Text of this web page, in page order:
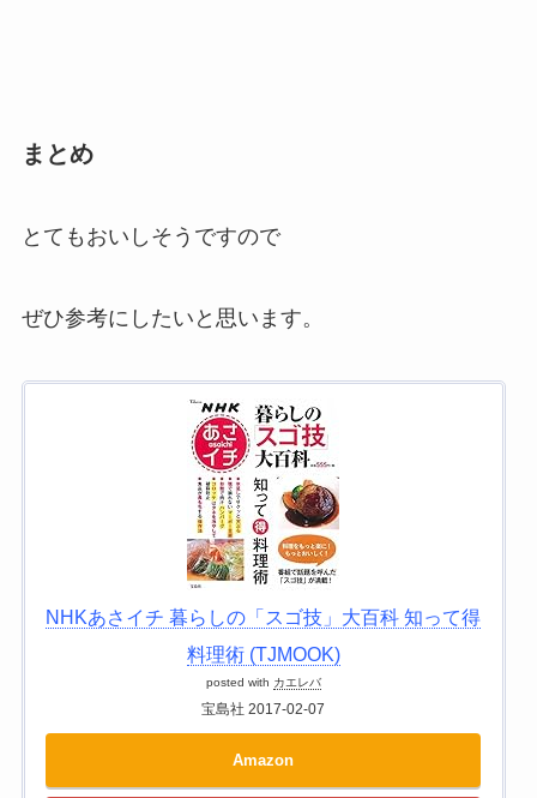
まとめ
とてもおいしそうですので
ぜひ参考にしたいと思います。
NHKあさイチ 暮らしの「スゴ技」大百科 知って得
料理術 (TJMOOK)
posted with カエレバ
宝島社 2017-02-07
Amazon